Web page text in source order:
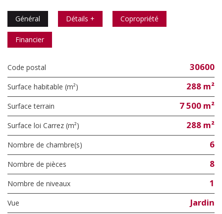
Général Détails + Copropriété
Financier
Code postal 30600
Surface habitable (m²) 288 m²
surface terrain 7 500 m²
Surface loi Carrez (m²) 288 m²
Nombre de chambre(s) 6
Nombre de pièces 8
Nombre de niveaux 1
Vue Jardin